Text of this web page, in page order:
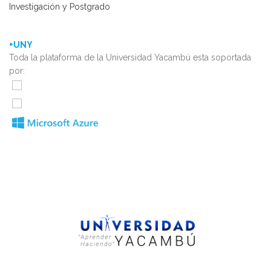
Investigación y Postgrado
+UNY
Toda la plataforma de la Universidad Yacambú esta soportada
por: